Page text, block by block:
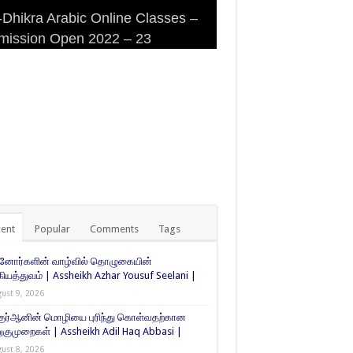
Arabic Online Classes –
Open 2022 – 23
Arabic Online Classes –
DHIKRA ARABIC COLLEGE
Masjid (Kuwait Masjid), Malaz,
Popular Comments Tags
வாழ்வில் தொழுகையின்
| Assheikh Azhar Yousuf Seelani |
9, 2026
மொழியை புரிந்து கொள்வதற்கான
| Assheikh Adil Haq Abbasi |
8, 2026